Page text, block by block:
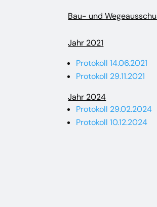
Bau- und
Jahr 2021
Protokoll 14.06.2021
Protokoll 29.11.2021
Jahr 2024
Protokoll 29.02.2024
Protokoll 10.12.2024